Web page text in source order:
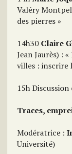
Valéry
des pierres »
14h30 Claire
Jean Jaurès) : «
villes : inscrire
15h Discussion
Traces,
Modératrice :
Université)